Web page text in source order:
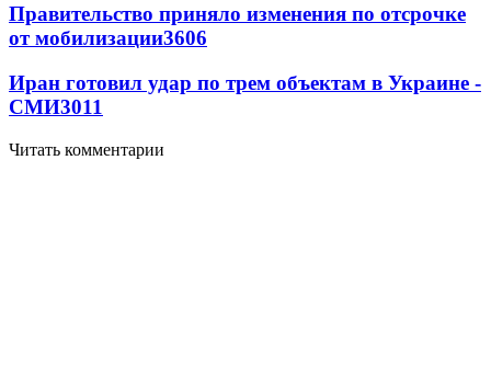
Правительство приняло изменения по отсрочке
от мобилизации3606
Иран готовил удар по трем объектам в Украине -
СМИ3011
Читать комментарии